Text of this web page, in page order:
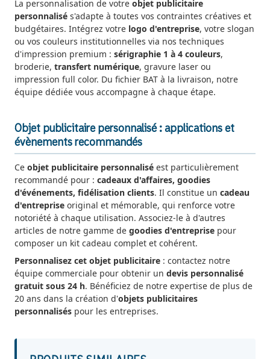
La personnalisation de votre objet publicitaire
personnalisé s'adapte à toutes vos contraintes créatives et
budgétaires. Intégrez votre logo d'entreprise, votre slogan
ou vos couleurs institutionnelles via nos techniques
d'impression premium : sérigraphie 1 à 4 couleurs,
broderie, transfert numérique, gravure laser ou
impression full color. Du fichier BAT à la livraison, notre
équipe dédiée vous accompagne à chaque étape.
Objet publicitaire personnalisé : applications et
évènements recommandés
Ce objet publicitaire personnalisé est particulièrement
recommandé pour : cadeaux d'affaires, goodies
d'événements, fidélisation clients. Il constitue un cadeau
d'entreprise original et mémorable, qui renforce votre
notoriété à chaque utilisation. Associez-le à d'autres
articles de notre gamme de goodies d'entreprise pour
composer un kit cadeau complet et cohérent.
Personnalisez cet objet publicitaire : contactez notre
équipe commerciale pour obtenir un devis personnalisé
gratuit sous 24 h. Bénéficiez de notre expertise de plus de
20 ans dans la création d'objets publicitaires
personnalisés pour les entreprises.